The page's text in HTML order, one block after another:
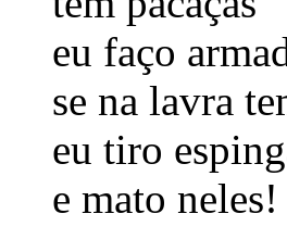
eu faço
se na lavra
eu tiro
e mato neles!